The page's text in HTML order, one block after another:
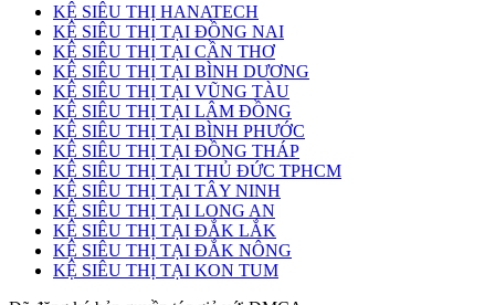
KỆ SIÊU THỊ HANATECH
KỆ SIÊU THỊ TẠI ĐỒNG NAI
KỆ SIÊU THỊ TẠI CẦN THƠ
KỆ SIÊU THỊ TẠI BÌNH DƯƠNG
KỆ SIÊU THỊ TẠI VŨNG TÀU
KỆ SIÊU THỊ TẠI LÂM ĐỒNG
KỆ SIÊU THỊ TẠI BÌNH PHƯỚC
KỆ SIÊU THỊ TẠI ĐỒNG THÁP
KỆ SIÊU THỊ TẠI THỦ ĐỨC TPHCM
KỆ SIÊU THỊ TẠI TÂY NINH
KỆ SIÊU THỊ TẠI LONG AN
KỆ SIÊU THỊ TẠI ĐẮK LẮK
KỆ SIÊU THỊ TẠI ĐẮK NÔNG
KỆ SIÊU THỊ TẠI KON TUM